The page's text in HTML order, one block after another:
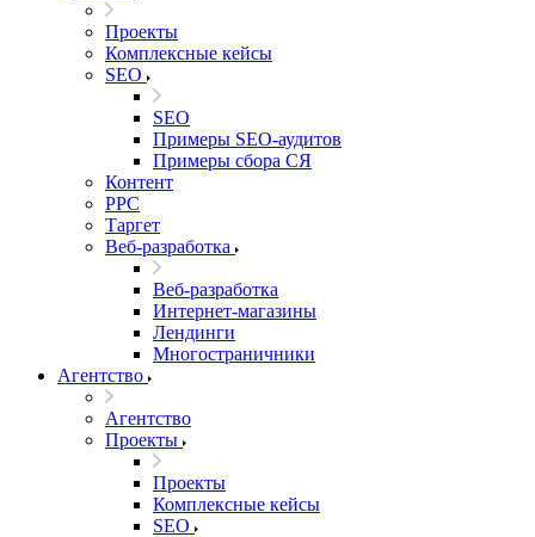
Проекты
Комплексные кейсы
SEO
SEO
Примеры SEO-аудитов
Примеры сбора СЯ
Контент
PPC
Таргет
Веб-разработка
Веб-разработка
Интернет-магазины
Лендинги
Многостраничники
Агентство
Агентство
Проекты
Проекты
Комплексные кейсы
SEO